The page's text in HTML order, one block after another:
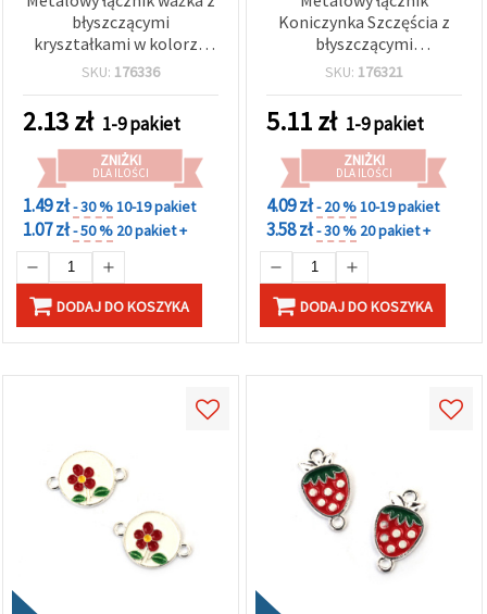
Ustawieniach,
wybierając
dany typ
cookie i
klikając
przycisk
"Zapisz"
Akceptuj
wszystkie
Ustawienia
błyszczącymi
kryształkami w kolorze
srebrnym, 24x16x2 mm,
SKU: 176336
2.13zł 1-9 pakiet
ZNIŻKI
DLA ILOŚCI
1.49 zł- 30 %10-19 pakiet
1.07 zł- 50 % 20 pakiet +
DODAJ DO KOSZYKA
Koniczynka Szczęścia z
błyszczącymi
kryształkami biało-
18x13x2 mm, otwór 1,5
mm – 5 szt.
SKU: 176321
5.11zł 1-9 pakiet
ZNIŻKI
DLA ILOŚCI
4.09 zł- 20 %10-19 pakiet
3.58 zł- 30 % 20 pakiet +
DODAJ DO KOSZYKA